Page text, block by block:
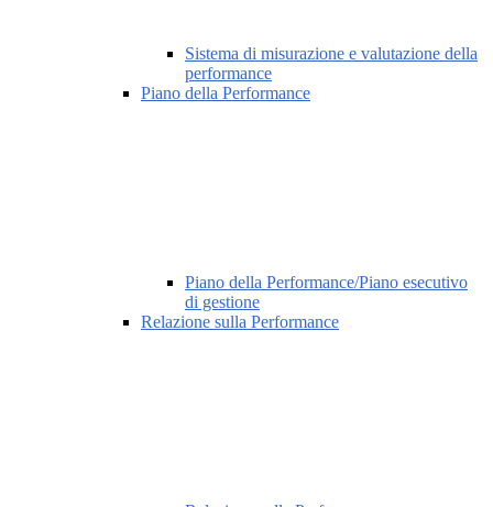
Sistema di misurazione e valutazione della
performance
Piano della Performance
Piano della Performance/Piano esecutivo
di gestione
Relazione sulla Performance